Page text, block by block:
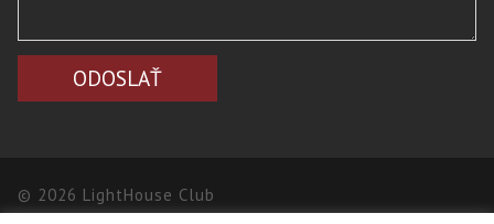
© 2026 LightHouse Club